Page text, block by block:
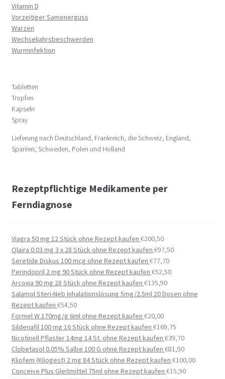
Vitamin D
Vorzeitiger Samenerguss
Warzen
Wechseljahrsbeschwerden
Wurminfektion
Tabletten
Tropfen
Kapseln
Spray
Lieferung nach Deutschland, Frankreich, die Schweiz, England,
Spanien, Schweden, Polen und Holland
Rezeptpflichtige Medikamente per
Ferndiagnose
Viagra 50 mg 12 Stück ohne Rezept kaufen €200,50
Qlaira 0.03 mg 3 x 28 Stück ohne Rezept kaufen €97,50
Seretide Diskus 100 mcg ohne Rezept kaufen €77,70
Perindopril 2 mg 90 Stück ohne Rezept kaufen €52,50
Arcoxia 90 mg 28 Stück ohne Rezept kaufen €135,90
Salamol Steri-Neb Inhalationslösung 5mg/2.5ml 20 Dosen ohne
Rezept kaufen €54,50
Formel W 170mg/g 6ml ohne Rezept kaufen €20,00
Sildenafil 100 mg 16 Stück ohne Rezept kaufen €169,75
Nicotinell Pflaster 14mg 14 St. ohne Rezept kaufen €39,70
Clobetasol 0.05% Salbe 100 G ohne Rezept kaufen €81,90
Kliofem (Kliogest) 2 mg 84 Stück ohne Rezept kaufen €100,00
Conceive Plus Gleitmittel 75ml ohne Rezept kaufen €15,90